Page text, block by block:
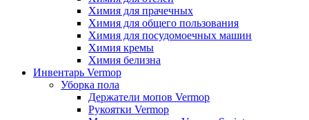
Химия для прачечных
Химия для общего пользования
Химия для посудомоечных машин
Химия кремы
Химия белизна
Инвентарь Vermop
Уборка пола
Держатели мопов Vermop
Рукоятки Vermop